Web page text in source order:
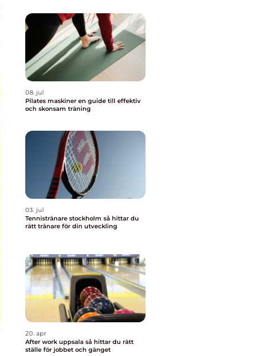
08. jul
Pilates maskiner en guide till effektiv
och skonsam träning
03. jul
Tennistränare stockholm så hittar du
rätt tränare för din utveckling
20. apr
After work uppsala så hittar du rätt
ställe för jobbet och gänget